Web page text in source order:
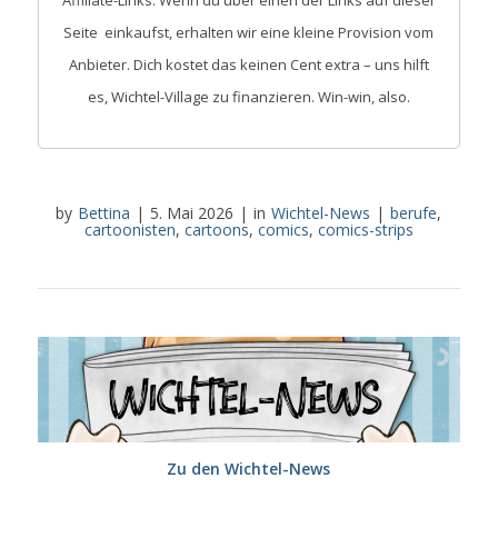
Seite einkaufst, erhalten wir eine kleine Provision vom
Anbieter. Dich kostet das keinen Cent extra – uns hilft
es, Wichtel-Village zu finanzieren. Win-win, also.
by Bettina | 5. Mai 2026 | in Wichtel-News | berufe,
cartoonisten, cartoons, comics, comics-strips
Zu den Wichtel-News